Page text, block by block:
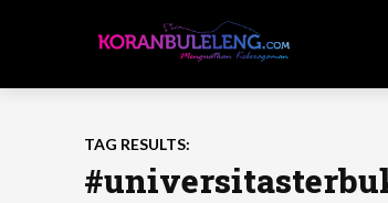
TAG RESULTS: